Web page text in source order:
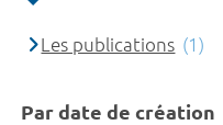
Les publications (1)
Par date de création